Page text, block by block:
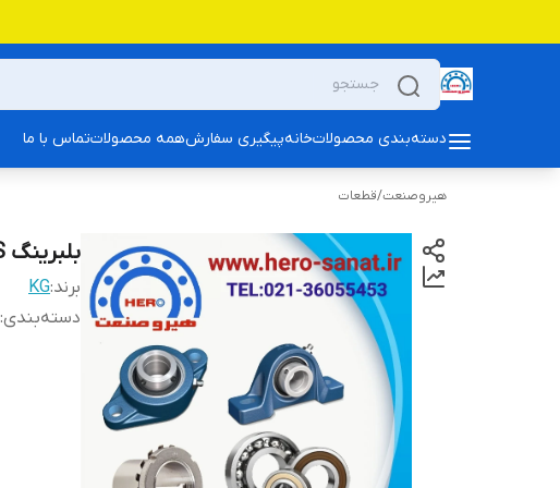
دسته‌بندی محصولاتخانهپیگیری سفارشهمه محصولاتتماس با ما
هیروصنعت/قطعات
بلبرینگ 6013/2RS برند KG
برند:KG
دسته‌بندی: